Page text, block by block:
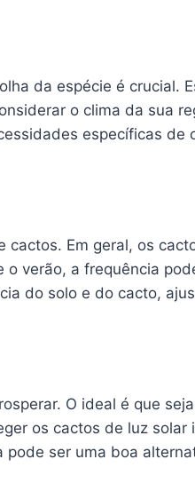
da espécie é crucial.
o clima da sua
específicas
Em geral, os
verão, a frequência
do solo e do cacto,
O ideal é que
os cactos de luz
ser uma boa